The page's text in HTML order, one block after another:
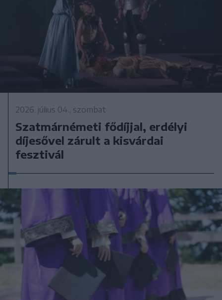
2026. július 04., szombat
Szatmárnémeti fődíjjal, erdélyi
díjesővel zárult a kisvárdai
fesztivál